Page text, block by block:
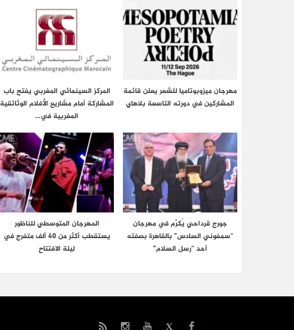
مهرجان ميزوبوتاميا للشعر يعلن قائمة
المشاركين في دورته التاسعة بلاهاي
المركز السينمائي المغربي يفتح باب
المشاركة أمام مشاريع الأفلام الوثائقية
المغربية في…
جورج قرداحي يُكرَّم في مهرجان
“سمفوني السادس” بالقاهرة بصفته
أحد “رسل السلام”
المهرجان المتوسطي للناظور
يستقطب أكثر من 40 ألف متفرج في
ليلة الافتتاح